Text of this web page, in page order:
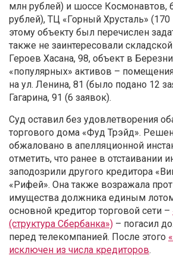
млн рублей) и шоссе Космонавтов,
рублей), ТЦ «Горный Хрусталь»
этому объекту был перечислен
также не заинтересовали
Героев Хасана, 98, объект в
«популярных» активов –
на ул. Ленина, 81 (было подано 12
Гагарина, 91 (6 заявок).
Суд оставил без удовлетворения
торгового дома «Фуд Трэйд».
обжаловано в апелляционной
отметить, что ранее в отстаивании
заподозрили другого кредитора
«Рифей». Она также возражала
имущества должника единым
основной кредитор торговой сети –
(структура Сбербанка») – погасил
перед телекомпанией. После этого
исключен из числа кредиторов.